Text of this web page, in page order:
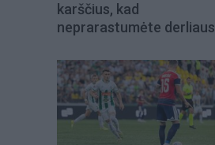
karščius, kad
neprarastumėte derliaus